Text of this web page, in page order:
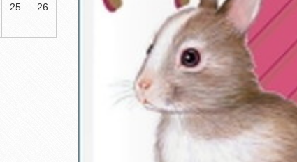
25
26